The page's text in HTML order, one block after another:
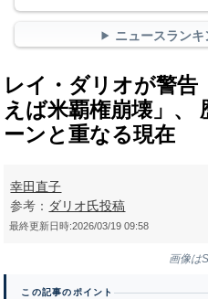
ニュースラン
レイ・ダリオが警告
えば米覇権崩壊」、
ーンと重なる現在
幸田直子
参考： ダリオ氏投稿
最終更新日時:2026/03/19 09:58
画像は
この記事のポイント